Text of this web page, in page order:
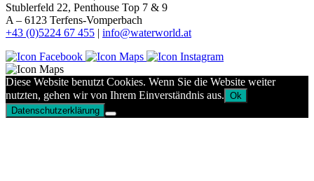
Stublerfeld 22, Penthouse Top 7 & 9
A – 6123 Terfens-Vomperbach
+43 (0)5224 67 455 | info@waterworld.at
Diese Website benutzt Cookies. Wenn Sie die Website weiter
nutzten, gehen wir von Ihrem Einverständnis aus. Ok
Datenschutzerklärung